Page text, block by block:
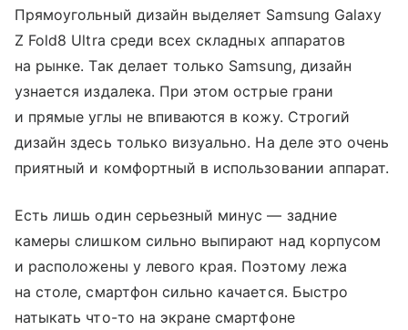
Прямоугольный дизайн выделяет Samsung Galaxy
Z Fold8 Ultra среди всех складных аппаратов
на рынке. Так делает только Samsung, дизайн
узнается издалека. При этом острые грани
и прямые углы не впиваются в кожу. Строгий
дизайн здесь только визуально. На деле это очень
приятный и комфортный в использовании аппарат.
Есть лишь один серьезный минус — задние
камеры слишком сильно выпирают над корпусом
и расположены у левого края. Поэтому лежа
на столе, смартфон сильно качается. Быстро
натыкать что-то на экране смартфоне